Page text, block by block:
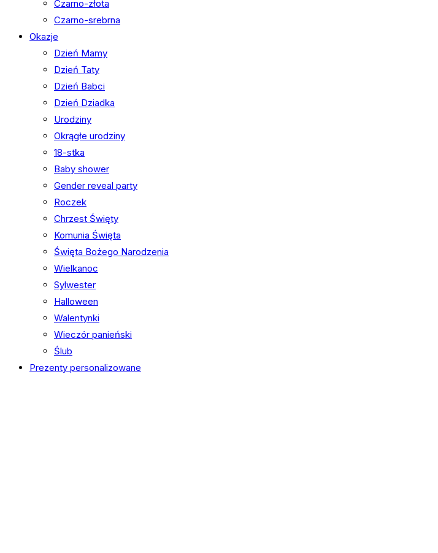
Czarno-złota
Czarno-srebrna
Okazje
Dzień Mamy
Dzień Taty
Dzień Babci
Dzień Dziadka
Urodziny
Okrągłe urodziny
18-stka
Baby shower
Gender reveal party
Roczek
Chrzest Święty
Komunia Święta
Święta Bożego Narodzenia
Wielkanoc
Sylwester
Halloween
Walentynki
Wieczór panieński
Ślub
Prezenty personalizowane